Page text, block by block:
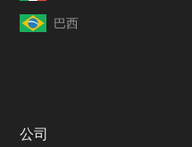
巴西
公司